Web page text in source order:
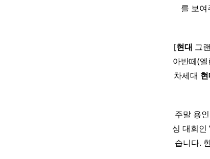
를 보
[현대 그
아반떼(
차세대
주말 용
싱 대회인
습니다.